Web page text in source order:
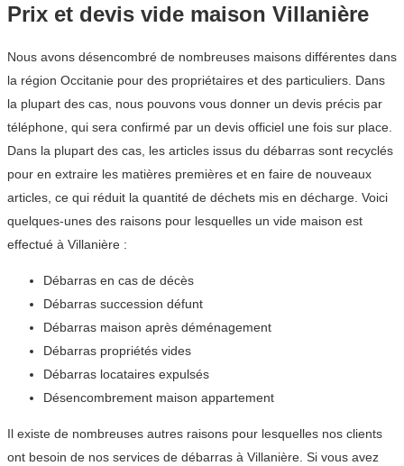
Prix et devis vide maison Villanière
Nous avons désencombré de nombreuses maisons différentes dans
la région Occitanie pour des propriétaires et des particuliers. Dans
la plupart des cas, nous pouvons vous donner un devis précis par
téléphone, qui sera confirmé par un devis officiel une fois sur place.
Dans la plupart des cas, les articles issus du débarras sont recyclés
pour en extraire les matières premières et en faire de nouveaux
articles, ce qui réduit la quantité de déchets mis en décharge. Voici
quelques-unes des raisons pour lesquelles un vide maison est
effectué à Villanière :
Débarras en cas de décès
Débarras succession défunt
Débarras maison après déménagement
Débarras propriétés vides
Débarras locataires expulsés
Désencombrement maison appartement
Il existe de nombreuses autres raisons pour lesquelles nos clients
ont besoin de nos services de débarras à Villanière. Si vous avez